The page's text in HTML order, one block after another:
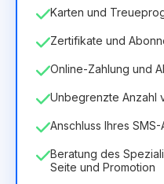
Karten und
Zertifikate und
Online-Zahlung und
Unbegrenzte Anzahl
Anschluss Ihres
Beratung des
Seite und Promotion